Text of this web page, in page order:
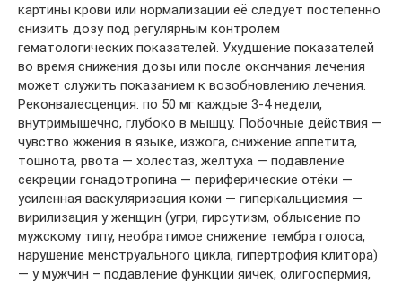
картины крови или нормализации её следует постепенно
снизить дозу под регулярным контролем
гематологических показателей. Ухудшение показателей
во время снижения дозы или после окончания лечения
может служить показанием к возобновлению лечения.
Реконвалесценция: по 50 мг каждые 3-4 недели,
внутримышечно, глубоко в мышцу. Побочные действия —
чувство жжения в языке, изжога, снижение аппетита,
тошнота, рвота — холестаз, желтуха — подавление
секреции гонадотропина — периферические отёки —
усиленная васкуляризация кожи — гиперкальциемия —
вирилизация у женщин (угри, гирсутизм, облысение по
мужскому типу, необратимое снижение тембра голоса,
нарушение менструального цикла, гипертрофия клитора)
— у мужчин – подавление функции яичек, олигоспермия,